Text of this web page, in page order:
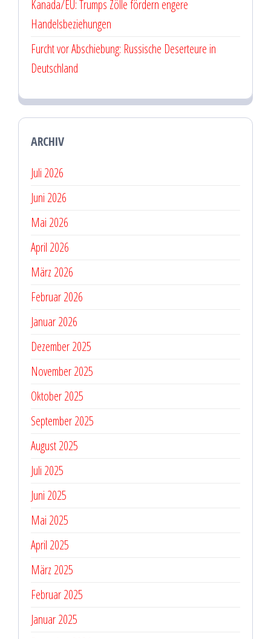
Kanada/EU: Trumps Zölle fördern engere
Handelsbeziehungen
Furcht vor Abschiebung: Russische Deserteure in
Deutschland
ARCHIV
Juli 2026
Juni 2026
Mai 2026
April 2026
März 2026
Februar 2026
Januar 2026
Dezember 2025
November 2025
Oktober 2025
September 2025
August 2025
Juli 2025
Juni 2025
Mai 2025
April 2025
März 2025
Februar 2025
Januar 2025